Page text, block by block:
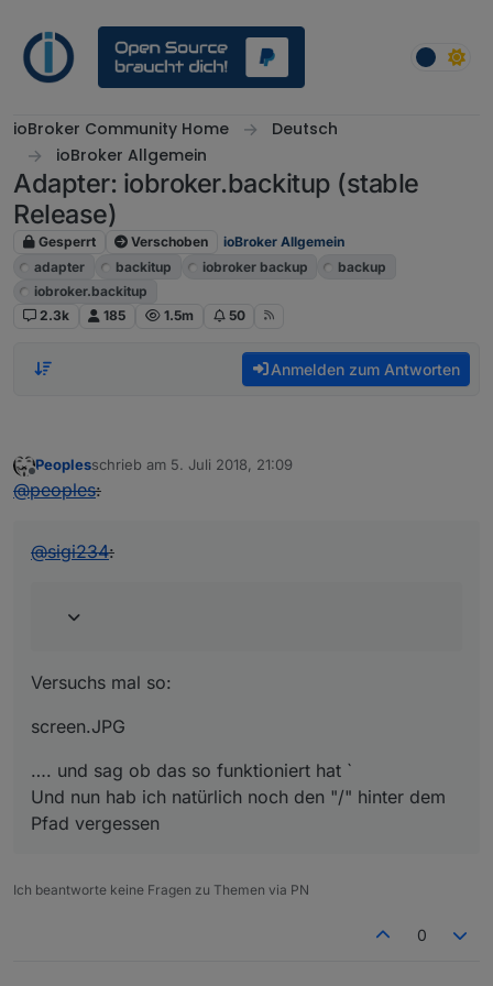
ioBroker Community Home
Deutsch
ioBroker Allgemein
Adapter: iobroker.backitup (stable
Release)
Gesperrt Verschoben
ioBroker Allgemein
adapter
backitup iobroker backup
backup
iobroker.backitup
2.3k
185 1.5m 50
Anmelden zum Antworten
Offline
Peoplesschrieb am 5. Juli 2018, 21:09
zuletzt editiert von
@peoples:
@sigi234:
Versuchs mal so:
screen.JPG
…. und sag ob das so funktioniert hat `
Und nun hab ich natürlich noch den "/" hinter dem
Pfad vergessen
Ich beantworte keine Fragen zu Themen via PN
0